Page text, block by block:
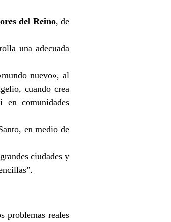
del Reino, de
una adecuada
nuevo», al
cuando crea
en comunidades
en medio de
ciudades y
problemas reales